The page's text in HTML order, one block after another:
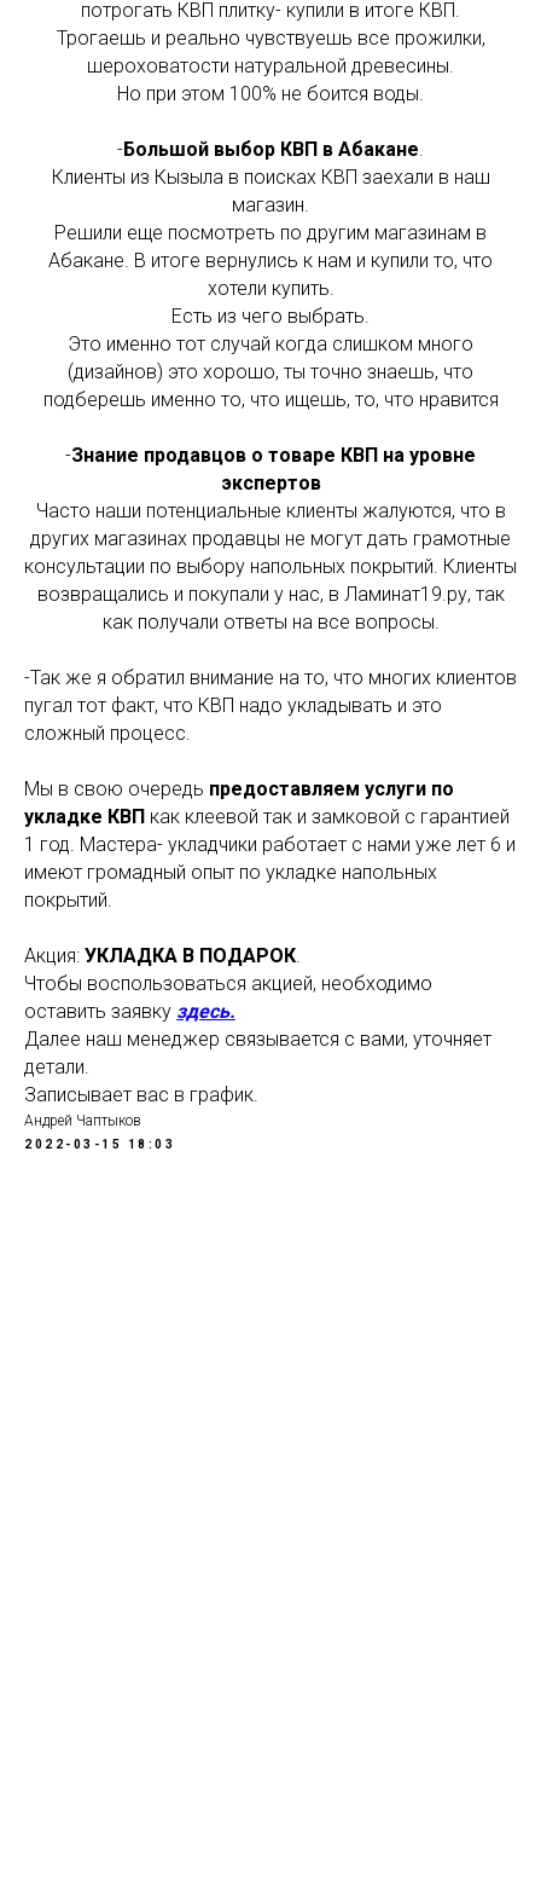
потрогать КВП плитку- купили в итоге КВП.
Трогаешь и реально чувствуешь все прожилки,
шероховатости натуральной древесины.
Но при этом 100% не боится воды.
-Большой выбор КВП в Абакане.
Клиенты из Кызыла в поисках КВП заехали в наш
магазин.
Решили еще посмотреть по другим магазинам в
Абакане. В итоге вернулись к нам и купили то, что
хотели купить.
Есть из чего выбрать.
Это именно тот случай когда слишком много
(дизайнов) это хорошо, ты точно знаешь, что
подберешь именно то, что ищешь, то, что нравится
-Знание продавцов о товаре КВП на уровне
экспертов
Часто наши потенциальные клиенты жалуются, что в
других магазинах продавцы не могут дать грамотные
консультации по выбору напольных покрытий. Клиенты
возвращались и покупали у нас, в Ламинат19.ру, так
как получали ответы на все вопросы.
-Так же я обратил внимание на то, что многих клиентов
пугал тот факт, что КВП надо укладывать и это
сложный процесс.
Мы в свою очередь предоставляем услуги по
укладке КВП как клеевой так и замковой с гарантией
1 год. Мастера- укладчики работает с нами уже лет 6 и
имеют громадный опыт по укладке напольных
покрытий.
Акция: УКЛАДКА В ПОДАРОК.
Чтобы воспользоваться акцией, необходимо
оставить заявку здесь.
Далее наш менеджер связывается с вами, уточняет
детали.
Записывает вас в график.
Андрей Чаптыков
2022-03-15 18:03